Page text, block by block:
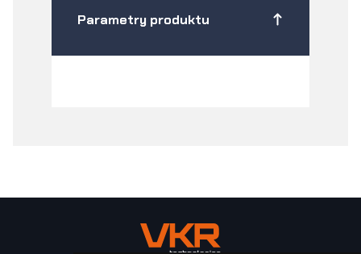
Parametry produktu